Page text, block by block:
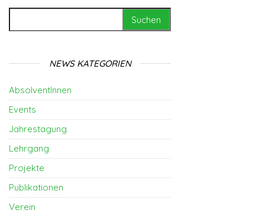
NEWS KATEGORIEN
AbsolventInnen
Events
Jahrestagung
Lehrgang
Projekte
Publikationen
Verein